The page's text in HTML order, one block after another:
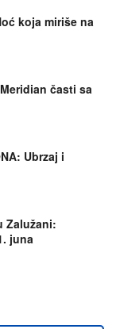
koja miriše na
časti sa
Ubrzaj i
Zalužani:
juna